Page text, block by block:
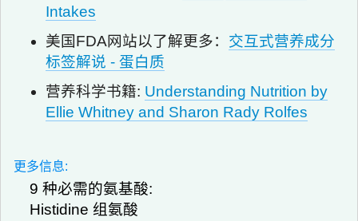
Intakes
美国FDA网站以了解更多： 交互式营养成分
标签解说 - 蛋白质
营养科学书籍: Understanding Nutrition by
Ellie Whitney and Sharon Rady Rolfes
更多信息:
9 种必需的氨基酸:
Histidine 组氨酸